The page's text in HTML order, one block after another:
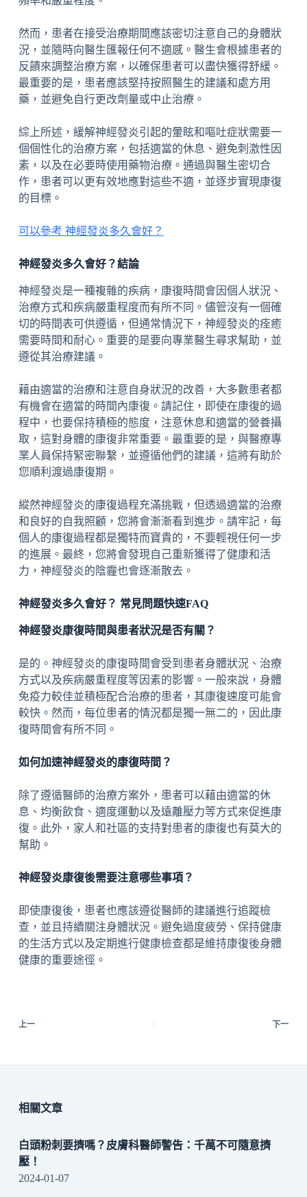
然而，患者在接受治療期間應該密切注意自己的身體狀
況，並隨時向醫生匯報任何不適感。醫生會根據患者的
反饋來調整治療方案，以確保患者可以盡快獲得舒緩。
最重要的是，患者應該堅持按照醫生的建議和處方用
藥，並避免自行更改劑量或中止治療。
綜上所述，緩解神經發炎引起的暈眩和嘔吐症狀需要一
個個性化的治療方案，包括適當的休息、避免刺激性因
素，以及在必要時使用藥物治療。通過與醫生密切合
作，患者可以更有效地應對這些不適，並逐步實現康復
的目標。
可以參考 神經發炎多久會好？
神經發炎多久會好？結論
神經發炎是一種複雜的疾病，康復時間會因個人狀況、
治療方式和疾病嚴重程度而有所不同。儘管沒有一個確
切的時間表可供遵循，但通常情況下，神經發炎的痊癒
需要時間和耐心。重要的是要向專業醫生尋求幫助，並
遵從其治療建議。
藉由適當的治療和注意自身狀況的改善，大多數患者都
有機會在適當的時間內康復。請記住，即使在康復的過
程中，也要保持積極的態度，注意休息和適當的營養攝
取，這對身體的康復非常重要。最重要的是，與醫療專
業人員保持緊密聯繫，並遵循他們的建議，這將有助於
您順利渡過康復期。
縱然神經發炎的康復過程充滿挑戰，但透過適當的治療
和良好的自我照顧，您將會漸漸看到進步。請牢記，每
個人的康復過程都是獨特而寶貴的，不要輕視任何一步
的進展。最終，您將會發現自己重新獲得了健康和活
力，神經發炎的陰霾也會逐漸散去。
神經發炎多久會好？ 常見問題快速FAQ
神經發炎康復時間與患者狀況是否有關？
是的。神經發炎的康復時間會受到患者身體狀況、治療
方式以及疾病嚴重程度等因素的影響。一般來說，身體
免疫力較佳並積極配合治療的患者，其康復速度可能會
較快。然而，每位患者的情況都是獨一無二的，因此康
復時間會有所不同。
如何加速神經發炎的康復時間？
除了遵循醫師的治療方案外，患者可以藉由適當的休
息、均衡飲食、適度運動以及遠離壓力等方式來促進康
復。此外，家人和社區的支持對患者的康復也有莫大的
幫助。
神經發炎康復後需要注意哪些事項？
即使康復後，患者也應該遵從醫師的建議進行追蹤檢
查，並且持續關注身體狀況。避免過度疲勞、保持健康
的生活方式以及定期進行健康檢查都是維持康復後身體
健康的重要途徑。
上一 下一
相關文章
白頭粉刺要擠嗎？皮膚科醫師警告：千萬不可隨意擠
壓！
2024-01-07